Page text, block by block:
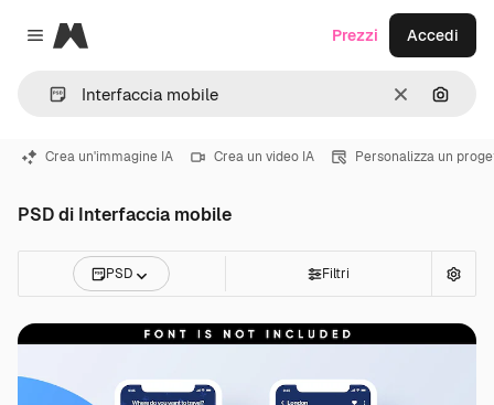
Close menu
Magnific
CancellaCerca
Prezzi Accedi
Crea un'immagine IA Crea un video IA Personalizza un
PSD di Interfaccia mobile
PSD Filtri